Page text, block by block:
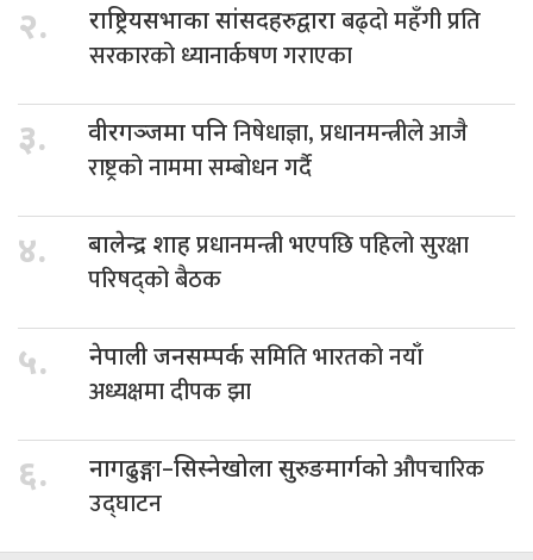
२. राष्ट्रियसभाका सांसदहरुद्वाराबढ्दो महँगी प्रति
सरकारको ध्यानार्कषण गराएका
३. वीरगञ्जमा पनिनिषेधाज्ञा, प्रधानमन्त्रीले आजै
राष्ट्रको नाममा सम्बोधन गर्दै
४. बालेन्द्र शाहप्रधानमन्त्री भएपछि पहिलो सुरक्षा
परिषद्को बैठक
५. नेपाली जनसम्पर्कसमिति भारतको नयाँ
अध्यक्षमा दीपक झा
६. नागढुङ्गा–सिस्नेखोला सुरुङमार्गकोऔपचारिक
उद्घाटन